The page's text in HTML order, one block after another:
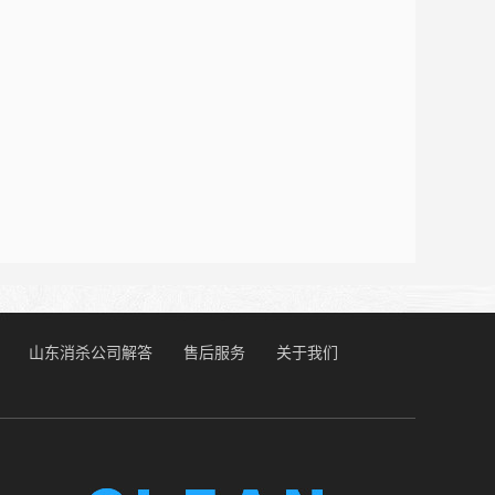
山东消杀公司解答 售后服务 关于我们